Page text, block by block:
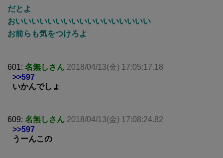
だとよ
おいいいいいいいいいいいいいいいいい
お前らも気をつけろよ
601: 名無しさん 2018/04/13(金) 17:05:17.18
>>597
いかんでしょ
609: 名無しさん 2018/04/13(金) 17:08:24.82
>>597
うーんこの